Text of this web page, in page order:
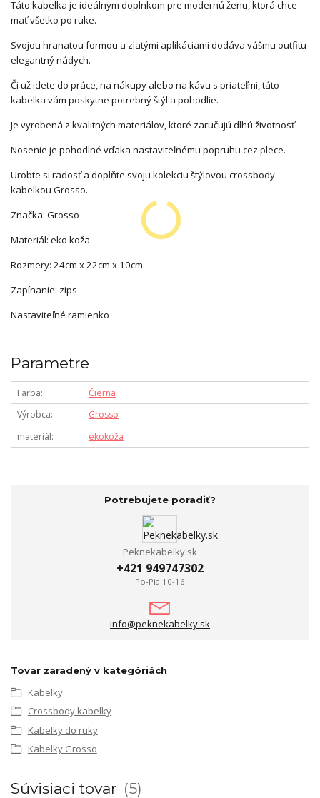
Táto kabelka je ideálnym doplnkom pre modernú ženu, ktorá chce
mať všetko po ruke.
Svojou hranatou formou a zlatými aplikáciami dodáva vášmu outfitu
elegantný nádych.
Či už idete do práce, na nákupy alebo na kávu s priateľmi, táto
kabelka vám poskytne potrebný štýl a pohodlie.
Je vyrobená z kvalitných materiálov, ktoré zaručujú dlhú životnosť.
Nosenie je pohodlné vďaka nastaviteľnému popruhu cez plece.
Urobte si radosť a doplňte svoju kolekciu štýlovou crossbody
kabelkou Grosso.
Značka: Grosso
Materiál: eko koža
Rozmery: 24cm x 22cm x 10cm
Zapínanie: zips
Nastaviteľné ramienko
Parametre
Farba
Čierna
Výrobca
Grosso
materiál
ekokoža
Potrebujete poradiť?
Peknekabelky.sk
+421 949747302
Po-Pia 10-16
info@peknekabelky.sk
Tovar zaradený v kategóriách
Kabelky
Crossbody kabelky
Kabelky do ruky
Kabelky Grosso
Súvisiaci tovar 5